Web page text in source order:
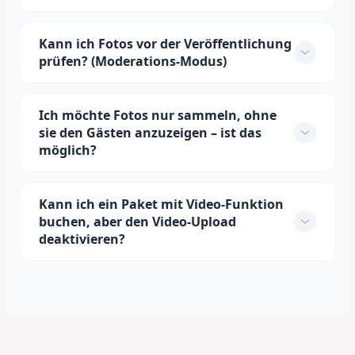
Kann ich Fotos vor der Veröffentlichung
prüfen? (Moderations-Modus)
Ich möchte Fotos nur sammeln, ohne
sie den Gästen anzuzeigen – ist das
möglich?
Kann ich ein Paket mit Video-Funktion
buchen, aber den Video-Upload
deaktivieren?